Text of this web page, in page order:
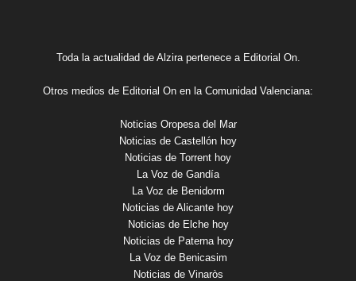
Toda la actualidad de Alzira pertenece a Editorial On.
Otros medios de Editorial On en la Comunidad Valenciana:
Noticias Oropesa del Mar
Noticias de Castellón hoy
Noticias de Torrent hoy
La Voz de Gandía
La Voz de Benidorm
Noticias de Alicante hoy
Noticias de Elche hoy
Noticias de Paterna hoy
La Voz de Benicasim
Noticias de Vinaròs